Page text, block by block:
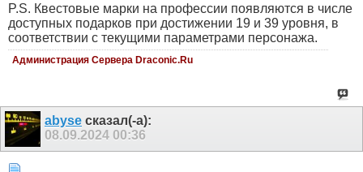
P.S. Квестовые марки на профессии появляются в числе
доступных подарков при достижении 19 и 39 уровня, в
соответствии с текущими параметрами персонажа.
Администрация Сервера Draconic.Ru
abyse сказал(-а):
08.09.2024 00:36